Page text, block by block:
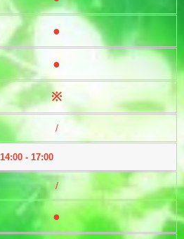
●
●
※
/
14:00 - 17:00
/
●